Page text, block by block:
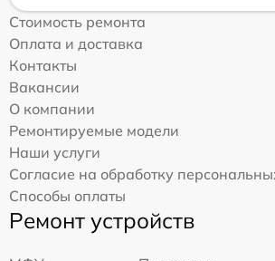
Стоимость ремонта
Оплата и доставка
Контакты
Вакансии
О компании
Ремонтируемые модели
Наши услуги
Согласие на обработку
Способы оплаты
Ремонт устройств